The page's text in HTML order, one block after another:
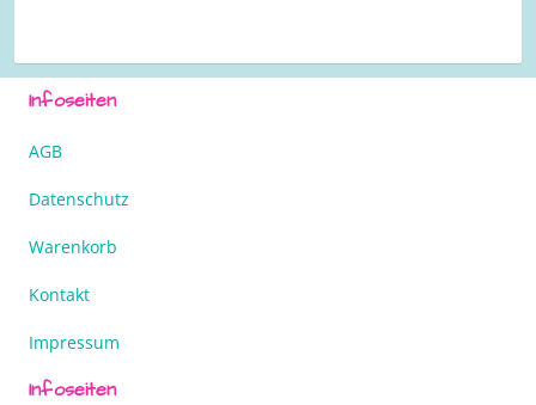
Infoseiten
AGB
Datenschutz
Warenkorb
Kontakt
Impressum
Infoseiten